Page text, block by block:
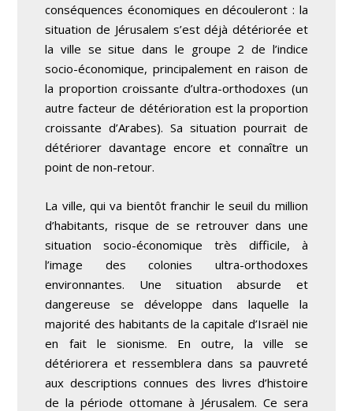
conséquences économiques en découleront : la
situation de Jérusalem s’est déjà détériorée et
la ville se situe dans le groupe 2 de l’indice
socio-économique, principalement en raison de
la proportion croissante d’ultra-orthodoxes (un
autre facteur de détérioration est la proportion
croissante d’Arabes). Sa situation pourrait de
détériorer davantage encore et connaître un
point de non-retour.
La ville, qui va bientôt franchir le seuil du million
d’habitants, risque de se retrouver dans une
situation socio-économique très difficile, à
l’image des colonies ultra-orthodoxes
environnantes. Une situation absurde et
dangereuse se développe dans laquelle la
majorité des habitants de la capitale d’Israël nie
en fait le sionisme. En outre, la ville se
détériorera et ressemblera dans sa pauvreté
aux descriptions connues des livres d’histoire
de la période ottomane à Jérusalem. Ce sera